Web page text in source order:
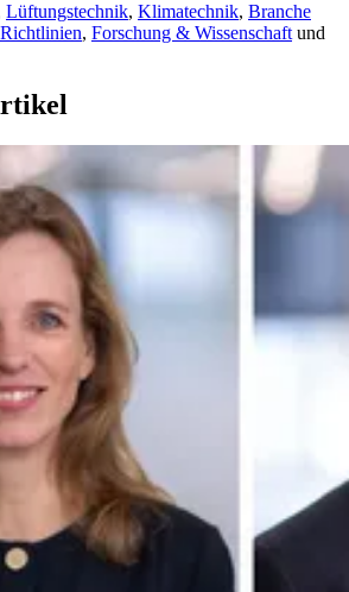
Lüftungstechnik, Klimatechnik, Branche
, Forschung & Wissenschaft und